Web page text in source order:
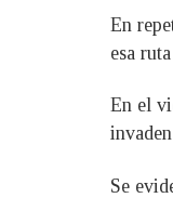
En
esa
En el
Se